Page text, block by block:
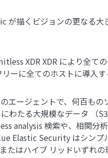
が描くビジョンの更なる
XDR XDR により全て
ーに全てのホストに導⼊
ージェントで、何百もの
わたる⼤規模なデータ （
analysis 検索や、相関分
Elastic Security はシン
はハイブ リッドいずれの